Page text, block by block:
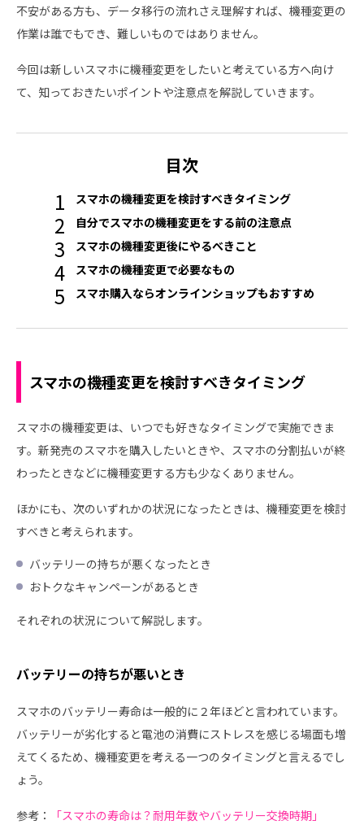
不安がある方も、データ移行の流れさえ理解すれば、機種変更の
作業は誰でもでき、難しいものではありません。
今回は新しいスマホに機種変更をしたいと考えている方へ向け
て、知っておきたいポイントや注意点を解説していきます。
目次
スマホの機種変更を検討すべきタイミング
自分でスマホの機種変更をする前の注意点
スマホの機種変更後にやるべきこと
スマホの機種変更で必要なもの
スマホ購入ならオンラインショップもおすすめ
スマホの機種変更を検討すべきタイミング
スマホの機種変更は、いつでも好きなタイミングで実施できま
す。新発売のスマホを購入したいときや、スマホの分割払いが終
わったときなどに機種変更する方も少なくありません。
ほかにも、次のいずれかの状況になったときは、機種変更を検討
すべきと考えられます。
バッテリーの持ちが悪くなったとき
おトクなキャンペーンがあるとき
それぞれの状況について解説します。
バッテリーの持ちが悪いとき
スマホのバッテリー寿命は一般的に２年ほどと言われています。
バッテリーが劣化すると電池の消費にストレスを感じる場面も増
えてくるため、機種変更を考える一つのタイミングと言えるでし
ょう。
参考：
「スマホの寿命は？耐用年数やバッテリー交換時期」